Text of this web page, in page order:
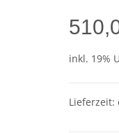
inkl. 19%
Lieferzeit: